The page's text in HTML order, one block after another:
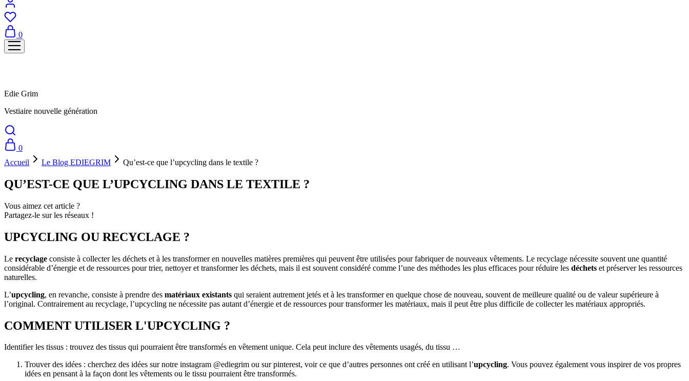
0
Edie Grim
Vestiaire nouvelle génération
0
Accueil
Le Blog EDIEGRIM Qu’est-ce que l’upcycling dans le textile ?
QU’EST-CE QUE L’UPCYCLING DANS LE TEXTILE ?
Vous aimez cet article ?
Partagez-le sur les réseaux !
UPCYCLING OU RECYCLAGE ?
Le recyclage consiste à collecter les déchets et à les transformer en nouvelles matières premières qui peuvent être utilisées pour fabriquer de nouveaux vêtements. Le recyclage nécessite souvent une quantité
considérable d’énergie et de ressources pour trier, nettoyer et transformer les déchets, mais il est souvent considéré comme l’une des méthodes les plus efficaces pour réduire les déchets et préserver les ressources
naturelles.
L’upcycling, en revanche, consiste à prendre des matériaux existants qui seraient autrement jetés et à les transformer en quelque chose de nouveau, souvent de meilleure qualité ou de valeur supérieure à
l’original. Contrairement au recyclage, l’upcycling ne nécessite pas autant d’énergie et de ressources pour transformer les matériaux, mais il peut être plus difficile de collecter les matériaux appropriés.
COMMENT UTILISER L'UPCYCLING ?
Identifier les tissus : trouvez des tissus qui pourraient être transformés en vêtement unique. Cela peut inclure des vêtements usagés, du tissu …
Trouver des idées : cherchez des idées sur notre instagram @ediegrim ou sur pinterest, voir ce que d’autres personnes ont créé en utilisant l’upcycling. Vous pouvez également vous inspirer de vos propres
idées en pensant à la façon dont les vêtements ou le tissu pourraient être transformés.